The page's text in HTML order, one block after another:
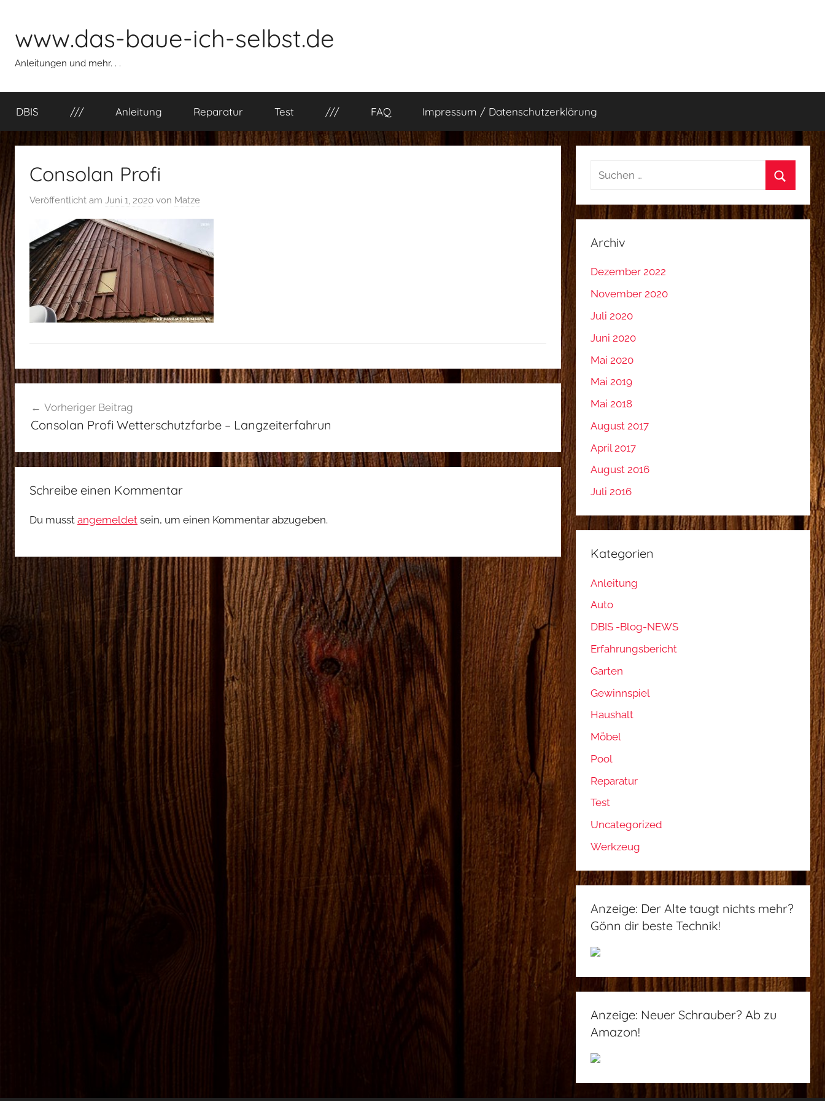
springen
www.das-baue-ich-selbst.de
Anleitungen und mehr. . .
DBIS /// Anleitung Reparatur Test /// FAQ Impressum / Datenschutzerklärung
Consolan Profi
Veröffentlicht am Juni 1, 2020 von Matze
Vorheriger Beitrag
Consolan Profi Wetterschutzfarbe – Langzeiterfahrun
Schreibe einen Kommentar
Du musst angemeldet sein, um einen Kommentar abzugeben.
Suchen
Suchen
Archiv
Dezember 2022
November 2020
Juli 2020
Juni 2020
Mai 2020
Mai 2019
Mai 2018
August 2017
April 2017
August 2016
Juli 2016
Kategorien
Anleitung
Auto
DBIS -Blog-NEWS
Erfahrungsbericht
Garten
Gewinnspiel
Haushalt
Möbel
Pool
Reparatur
Test
Uncategorized
Werkzeug
Anzeige: Der Alte taugt nichts mehr?
Gönn dir beste Technik!
Anzeige: Neuer Schrauber? Ab zu
Amazon!